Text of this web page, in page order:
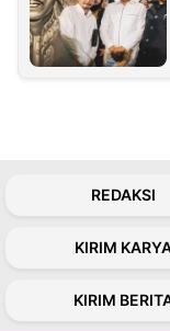
REDAKSI
KIRIM
KIRIM